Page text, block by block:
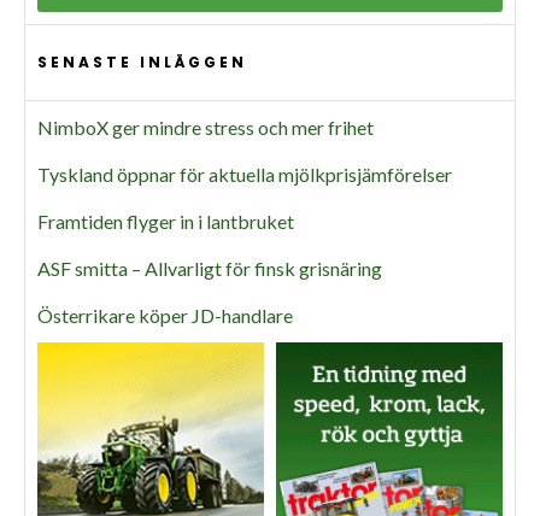
SENASTE INLÄGGEN
NimboX ger mindre stress och mer frihet
Tyskland öppnar för aktuella mjölkprisjämförelser
Framtiden flyger in i lantbruket
ASF smitta – Allvarligt för finsk grisnäring
Österrikare köper JD-handlare